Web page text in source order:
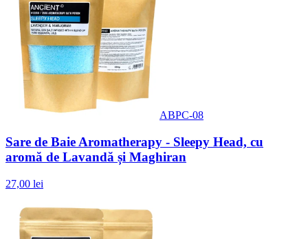
ABPC-08
Sare de Baie Aromatherapy - Sleepy Head, cu
aromă de Lavandă și Maghiran
27,00 lei